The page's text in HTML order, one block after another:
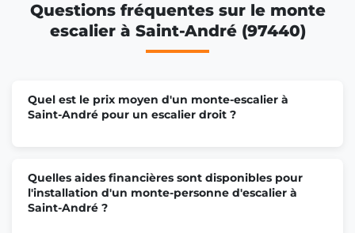
Questions fréquentes sur le monte
escalier à Saint-André (97440)
Quel est le prix moyen d'un monte-escalier à
Saint-André pour un escalier droit ?
Quelles aides financières sont disponibles pour
l'installation d'un monte-personne d'escalier à
Saint-André ?